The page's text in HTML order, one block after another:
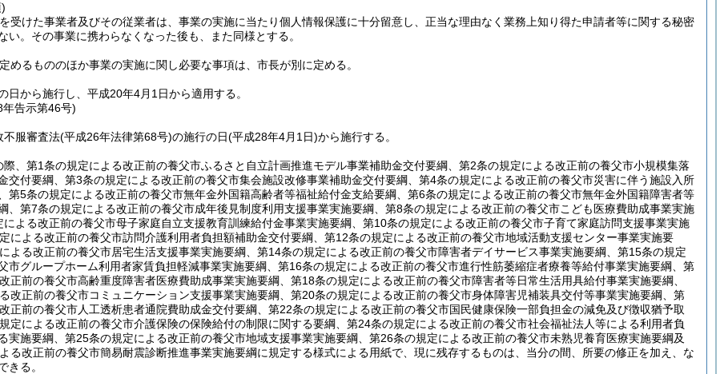
受けた事業者及びその従業者は、事業の実施に当たり個人情報保護に十分留意し、正当な理由なく業務上知り得た申請者等に関する秘密
い。 その事業に携わらなくなった後も、また同様とする。
めるもののほか事業の実施に関し必要な事項は、市長が別に定める。
日から施行し、平成20年4月1日から適用する。
年告示第46号)
不服審査法(平成26年法律第68号)の施行の日(平成28年4月1日)から施行する。
際、第1条の規定による改正前の養父市ふるさと自立計画推進モデル事業補助金交付要綱、第2条の規定による改正前の養父市小規模集落
交付要綱、第3条の規定による改正前の養父市集会施設改修事業補助金交付要綱、第4条の規定による改正前の養父市災害に伴う施設入所
第5条の規定による改正前の養父市無年金外国籍高齢者等福祉給付金支給要綱、第6条の規定による改正前の養父市無年金外国籍障害者等
、第7条の規定による改正前の養父市成年後見制度利用支援事業実施要綱、第8条の規定による改正前の養父市こども医療費助成事業実施
よる改正前の養父市母子家庭自立支援教育訓練給付金事業実施要綱、第10条の規定による改正前の養父市子育て家庭訪問支援事業実施
による改正前の養父市訪問介護利用者負担額補助金交付要綱、第12条の規定による改正前の養父市地域活動支援センター事業実施要
よる改正前の養父市居宅生活支援事業実施要綱、第14条の規定による改正前の養父市障害者デイサービス事業実施要綱、第15条の規定
市グループホーム利用者家賃負担軽減事業実施要綱、第16条の規定による改正前の養父市進行性筋萎縮症者療養等給付事業実施要綱、第
正前の養父市高齢重度障害者医療費助成事業実施要綱、第18条の規定による改正前の養父市障害者等日常生活用具給付事業実施要綱、
改正前の養父市コミュニケーション支援事業実施要綱、第20条の規定による改正前の養父市身体障害児補装具交付等事業実施要綱、第
正前の養父市人工透析患者通院費助成金交付要綱、第22条の規定による改正前の養父市国民健康保険一部負担金の減免及び徴収猶予取
定による改正前の養父市介護保険の保険給付の制限に関する要綱、第24条の規定による改正前の養父市社会福祉法人等による利用者負
実施要綱、第25条の規定による改正前の養父市地域支援事業実施要綱、第26条の規定による改正前の養父市未熟児養育医療実施要綱及
る改正前の養父市簡易耐震診断推進事業実施要綱に規定する様式による用紙で、現に残存するものは、当分の間、所要の修正を加え、な
きる。